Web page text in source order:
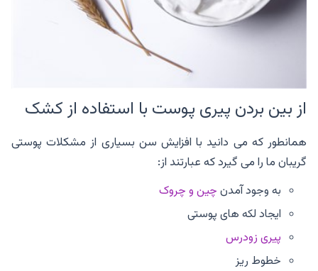
از بین بردن پیری پوست با استفاده از کشک
همانطور که می دانید با افزایش سن بسیاری از مشکلات پوستی
گریبان ما را می گیرد که عبارتند از:
به وجود آمدن چین و چروک
ایجاد لکه های پوستی
پیری زودرس
خطوط ریز